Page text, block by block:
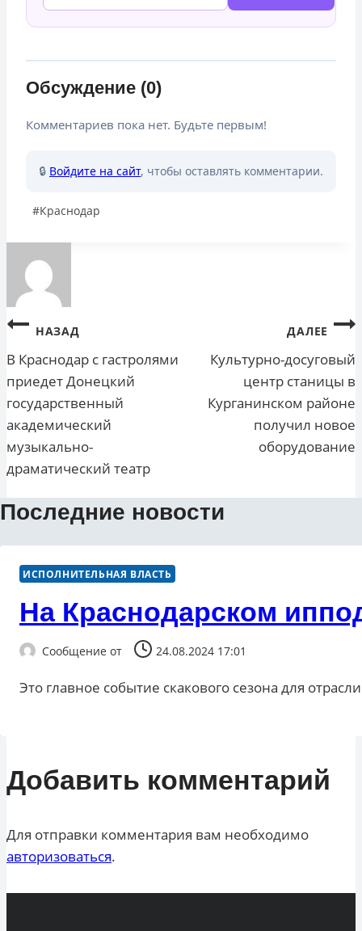
Обсуждение (0)
Комментариев пока нет. Будьте первым!
🔒 Войдите на сайт, чтобы оставлять комментарии.
Метки
#Краснодар
Навигация
по
записям
НАЗАД
В Краснодар с гастролями
приедет Донецкий
государственный
академический
музыкально-
драматический театр
ДАЛЕЕ
Культурно-досуговый
центр станицы в
Курганинском районе
получил новое
оборудование
Последние новости
ИСПОЛНИТЕЛЬНАЯ ВЛАСТЬ
На Краснодарском
Сообщение от 24.08.2024 17:01
Это главное событие скакового сезона для
Добавить комментарий
Для отправки комментария вам необходимо
авторизоваться.